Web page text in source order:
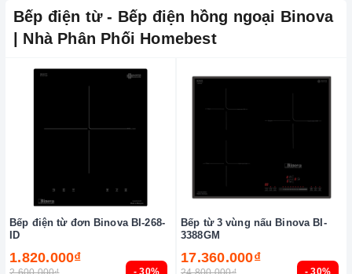
Bếp điện từ - Bếp điện hồng ngoại Binova
| Nhà Phân Phối Homebest
- 30%
Bếp điện từ đơn Binova BI-268-
ID
1.820.000₫
- 30%
Bếp từ 3 vùng nấu Binova BI-
3388GM
17.360.000₫